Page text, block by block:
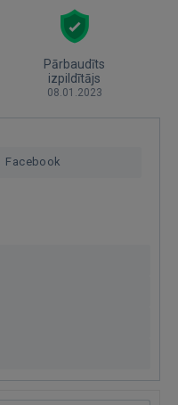
Pārbaudīts
izpildītājs
08.01.2023
Facebook